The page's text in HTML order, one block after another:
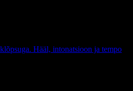
Hääl, intonatsioon ja tempo